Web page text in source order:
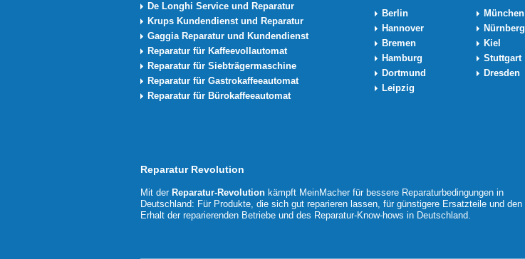
De Longhi Service und Reparatur
Krups Kundendienst und Reparatur
Gaggia Reparatur und Kundendienst
Reparatur für Kaffeevollautomat
Reparatur für Siebträgermaschine
Reparatur für Gastrokaffeeautomat
Reparatur für Bürokaffeeautomat
Berlin
München
Hannover
Nürnberg
Bremen
Kiel
Hamburg
Stuttgart
Dortmund
Dresden
Leipzig
Reparatur Revolution
Mit der Reparatur-Revolution kämpft MeinMacher für bessere Reparaturbedingungen in
Deutschland: Für Produkte, die sich gut reparieren lassen, für günstigere Ersatzteile und den
Erhalt der reparierenden Betriebe und des Reparatur-Know-hows in Deutschland.